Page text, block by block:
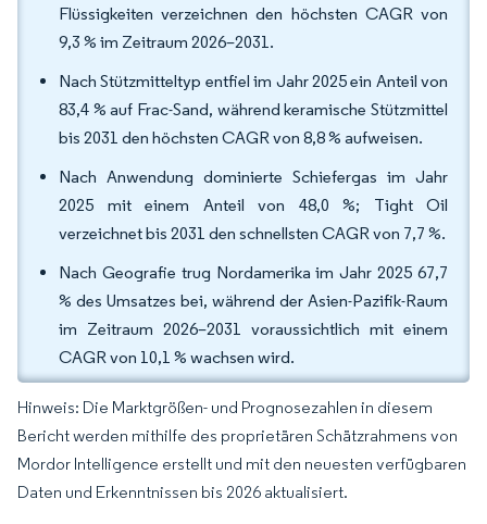
Flüssigkeiten verzeichnen den höchsten CAGR von
9,3 % im Zeitraum 2026–2031.
Nach Stützmitteltyp entfiel im Jahr 2025 ein Anteil von
83,4 % auf Frac-Sand, während keramische Stützmittel
bis 2031 den höchsten CAGR von 8,8 % aufweisen.
Nach Anwendung dominierte Schiefergas im Jahr
2025 mit einem Anteil von 48,0 %; Tight Oil
verzeichnet bis 2031 den schnellsten CAGR von 7,7 %.
Nach Geografie trug Nordamerika im Jahr 2025 67,7
% des Umsatzes bei, während der Asien-Pazifik-Raum
im Zeitraum 2026–2031 voraussichtlich mit einem
CAGR von 10,1 % wachsen wird.
Hinweis: Die Marktgrößen- und Prognosezahlen in diesem
Bericht werden mithilfe des proprietären Schätzrahmens von
Mordor Intelligence erstellt und mit den neuesten verfügbaren
Daten und Erkenntnissen bis 2026 aktualisiert.